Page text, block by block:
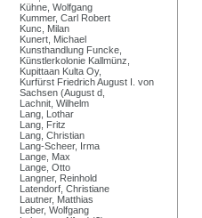
Kühne, Wolfgang
Kummer, Carl Robert
Kunc, Milan
Kunert, Michael
Kunsthandlung Funcke,
Künstlerkolonie Kallmünz,
Kupittaan Kulta Oy,
Kurfürst Friedrich August I. von
Sachsen (August d,
Lachnit, Wilhelm
Lang, Lothar
Lang, Fritz
Lang, Christian
Lang-Scheer, Irma
Lange, Max
Lange, Otto
Langner, Reinhold
Latendorf, Christiane
Lautner, Matthias
Leber, Wolfgang